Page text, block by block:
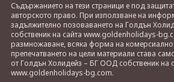
Съдържанието на тези страници е под
авторското право. При използване на
задължително позоваването на Голдън
собственик на сайта www.goldenholidays-
размножаване, всяка форма на комерсиално
препечатването на цели материали става
от Голдън Холидейз – БГ ООД собственик на
www.goldenholidays-bg.com.